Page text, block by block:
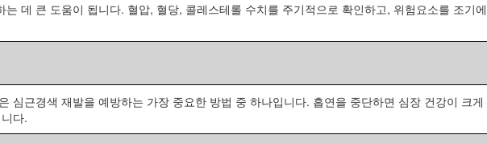
데 큰 도움이 됩니다. 혈압, 혈당, 콜레스테롤 수치를 주기적으로 확인하고, 위험요소를 조기에
심근경색 재발을 예방하는 가장 중요한 방법 중 하나입니다. 흡연을 중단하면 심장 건강이 크게
다.